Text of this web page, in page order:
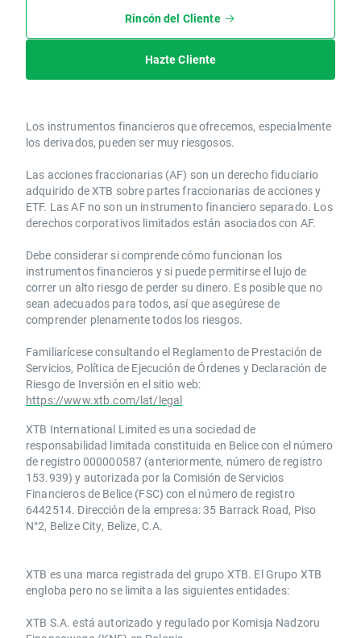
Rincón del Cliente
Hazte Cliente
Los instrumentos financieros que ofrecemos, especialmente
los derivados, pueden ser muy riesgosos.
Las acciones fraccionarias (AF) son un derecho fiduciario
adquirido de XTB sobre partes fraccionarias de acciones y
ETF. Las AF no son un instrumento financiero separado. Los
derechos corporativos limitados están asociados con AF.
Debe considerar si comprende cómo funcionan los
instrumentos financieros y si puede permitirse el lujo de
correr un alto riesgo de perder su dinero. Es posible que no
sean adecuados para todos, así que asegúrese de
comprender plenamente todos los riesgos.
Familiarícese consultando el Reglamento de Prestación de
Servicios, Política de Ejecución de Órdenes y Declaración de
Riesgo de Inversión en el sitio web:
https://www.xtb.com/lat/legal
XTB International Limited es una sociedad de
responsabilidad limitada constituida en Belice con el número
de registro 000000587 (anteriormente, número de registro
153.939) y autorizada por la Comisión de Servicios
Financieros de Belice (FSC) con el número de registro
6442514. Dirección de la empresa: 35 Barrack Road, Piso
N°2, Belize City, Belize, C.A.
​​XTB es una marca registrada del grupo XTB. El Grupo XTB
engloba pero no se limita a las siguientes entidades:
XTB S.A.​ está autorizado y regulado por Komisja Nadzoru